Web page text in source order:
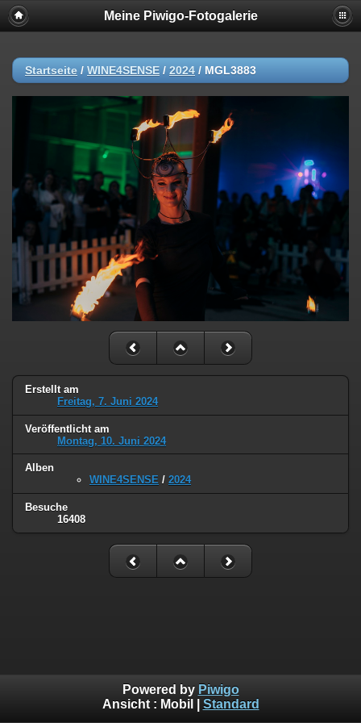
Meine Piwigo-Fotogalerie
Startseite / WINE4SENSE / 2024 / MGL3883
Erstellt am
Freitag, 7. Juni 2024
Veröffentlicht am
Montag, 10. Juni 2024
Alben
WINE4SENSE / 2024
Besuche
16408
Powered by Piwigo
Ansicht : Mobil Standard